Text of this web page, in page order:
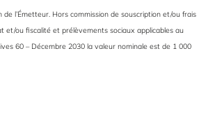
l’Émetteur. Hors commission de souscription et/ou frais
et/ou fiscalité et prélèvements sociaux applicables au
60 – Décembre 2030 la valeur nominale est de 1 000